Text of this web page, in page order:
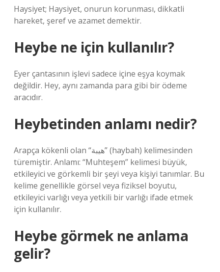
Haysiyet; Haysiyet, onurun korunması, dikkatli
hareket, şeref ve azamet demektir.
Heybe ne için kullanılır?
Eyer çantasının işlevi sadece içine eşya koymak
değildir. Hey, aynı zamanda para gibi bir ödeme
aracıdır.
Heybetinden anlamı nedir?
Arapça kökenli olan “هيبة” (haybah) kelimesinden
türemiştir. Anlamı: “Muhteşem” kelimesi büyük,
etkileyici ve görkemli bir şeyi veya kişiyi tanımlar. Bu
kelime genellikle görsel veya fiziksel boyutu,
etkileyici varlığı veya yetkili bir varlığı ifade etmek
için kullanılır.
Heybe görmek ne anlama
gelir?